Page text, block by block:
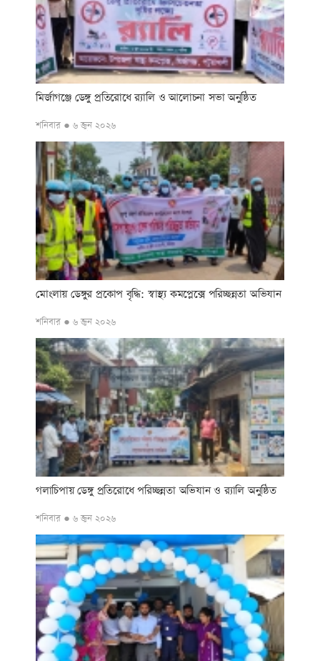
মির্জাগঞ্জে ডেঙ্গু প্রতিরোধে র‌্যালি ও আলোচনা সভা অনুষ্ঠিত
শনিবার ● ৬ জুন ২০২৬
মোংলায় ডেঙ্গুর প্রকোপ বৃদ্ধি: স্বাস্থ্য কমপ্লেক্সে পরিচ্ছন্নতা অভিযান
শনিবার ● ৬ জুন ২০২৬
গলাচিপায় ডেঙ্গু প্রতিরোধে পরিচ্ছন্নতা অভিযান ও র‍্যালি অনুষ্ঠিত
শনিবার ● ৬ জুন ২০২৬